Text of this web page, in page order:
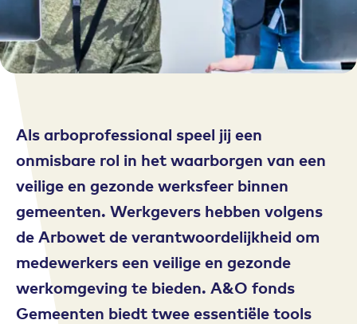
Als arboprofessional speel jij een
onmisbare rol in het waarborgen van een
veilige en gezonde werksfeer binnen
gemeenten. Werkgevers hebben volgens
de Arbowet de verantwoordelijkheid om
medewerkers een veilige en gezonde
werkomgeving te bieden. A&O fonds
Gemeenten biedt twee essentiële tools